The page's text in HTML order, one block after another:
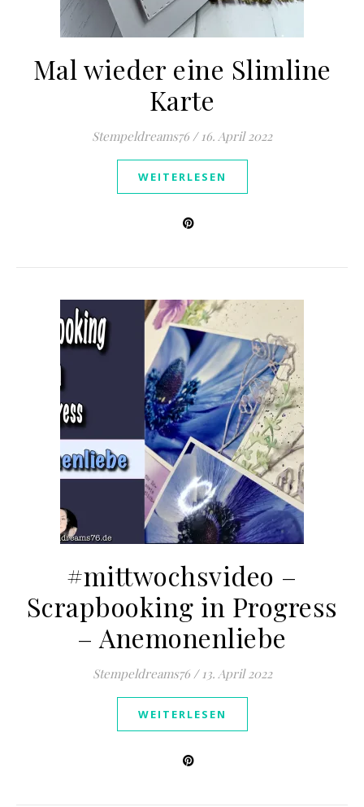
Mal wieder eine Slimline
Karte
Stempeldreams76 / 16. April 2022
WEITERLESEN
#mittwochsvideo –
Scrapbooking in Progress
– Anemonenliebe
Stempeldreams76 / 13. April 2022
WEITERLESEN